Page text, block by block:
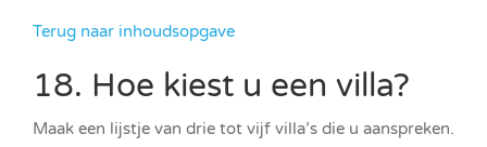
Terug naar inhoudsopgave
18. Hoe kiest u een villa?
Maak een lijstje van drie tot vijf villa’s die u aanspreken.